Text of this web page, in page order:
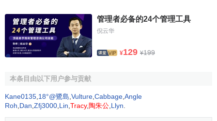
加了績效風險：
首先,建立股權式戰略聯盟需要直接投資來獲得一定量的
股權。因為投入的資金需要回報,所以股權式戰略聯盟具有更
高的績效風險。
其次,因為公司在聯盟中擁有股權,所以,如果聯盟失敗,投
入的資金將化為烏有:如果聯盟終止,則需將其轉賣。又由於合
作伙伴都深深扎根於股權式戰略聯盟中,所以公司想要從聯盟
中脫離出來也是一個非常困難和漫長的過程,有很高的退出成
管理者必备的24个管理工具
倪云华
¥129 ¥199
本条目由以下用户参与贡献
Kane0135 18°@鷺島 Vulture Cabbage Angle
Roh Dan Zfj3000 Lin Tracy, 陶朱公 Llyn